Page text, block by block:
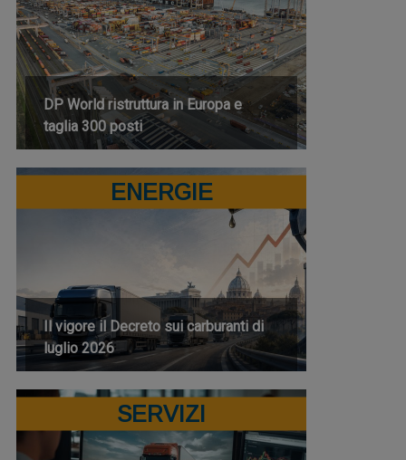
DP World ristruttura in Europa e
taglia 300 posti
ENERGIE
Il vigore il Decreto sui carburanti di
luglio 2026
SERVIZI